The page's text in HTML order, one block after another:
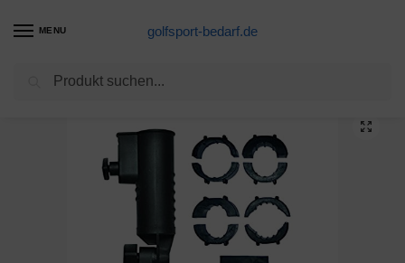
MENU golfsport-bedarf.de
Golftrolleys-Produkte